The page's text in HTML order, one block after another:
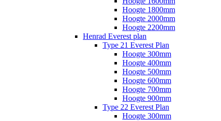
Hoogte 1800mm
Hoogte 2000mm
Hoogte 2200mm
Henrad Everest plan
Type 21 Everest Plan
Hoogte 300mm
Hoogte 400mm
Hoogte 500mm
Hoogte 600mm
Hoogte 700mm
Hoogte 900mm
Type 22 Everest Plan
Hoogte 300mm